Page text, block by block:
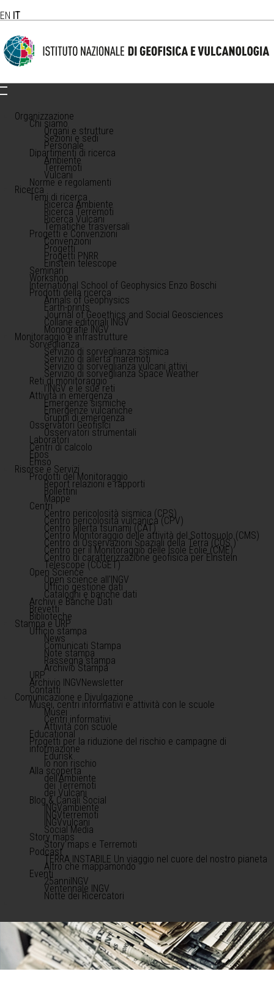
EN IT
Organizzazione
Chi siamo
Organi e strutture
Sezioni e sedi
Personale
Dipartimenti di ricerca
Ambiente
Terremoti
Vulcani
Norme e regolamenti
Ricerca
Temi di ricerca
Ricerca Ambiente
Ricerca Terremoti
Ricerca Vulcani
Tematiche trasversali
Progetti e Convenzioni
Convenzioni
Progetti
Progetti PNRR
Einstein telescope
Seminari
Workshop
International School of Geophysics Enzo Boschi
Prodotti della ricerca
Annals of Geophysics
Earth-prints
Journal of Geoethics and Social Geosciences
Collane editoriali INGV
Monografie INGV
Monitoraggio e infrastrutture
Sorveglianza
Servizio di sorveglianza sismica
Servizio di allerta maremoti
Servizio di sorveglianza vulcani attivi
Servizio di sorveglianza Space Weather
Reti di monitoraggio
l'INGV e le sue reti
Attività in emergenza
Emergenze sismiche
Emergenze vulcaniche
Gruppi di emergenza
Osservatori Geofisici
Osservatori strumentali
Laboratori
Centri di calcolo
Epos
Emso
Risorse e Servizi
Prodotti del Monitoraggio
Report relazioni e rapporti
Bollettini
Mappe
Centri
Centro pericolosità sismica (CPS)
Centro pericolosità vulcanica (CPV)
Centro allerta tsunami (CAT)
Centro Monitoraggio delle attività del Sottosuolo (CMS)
Centro di Osservazioni Spaziali della Terra (COS )
Centro per il Monitoraggio delle Isole Eolie (CME)
Centro di caratterizzazione geofisica per Einstein
Telescope (CCGET)
Open Science
Open science all'INGV
Ufficio gestione dati
Cataloghi e banche dati
Archivi e Banche Dati
Brevetti
Biblioteche
Stampa e URP
Ufficio stampa
News
Comunicati Stampa
Note stampa
Rassegna stampa
Archivio Stampa
URP
Archivio INGVNewsletter
Contatti
Comunicazione e Divulgazione
Musei, centri informativi e attività con le scuole
Musei
Centri informativi
Attività con scuole
Educational
Progetti per la riduzione del rischio e campagne di
informazione
Edurisk
Io non rischio
Alla scoperta
dell'Ambiente
dei Terremoti
dei Vulcani
Blog & Canali Social
INGVambiente
INGVterremoti
INGVvulcani
Social Media
Story maps
Story maps e Terremoti
Podcast
TERRA INSTABILE Un viaggio nel cuore del nostro pianeta
Altro che mappamondo
Eventi
25anniINGV
Ventennale INGV
Notte dei Ricercatori